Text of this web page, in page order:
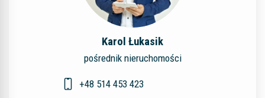
Karol Łukasik
pośrednik nieruchomości
+48 514 453 423